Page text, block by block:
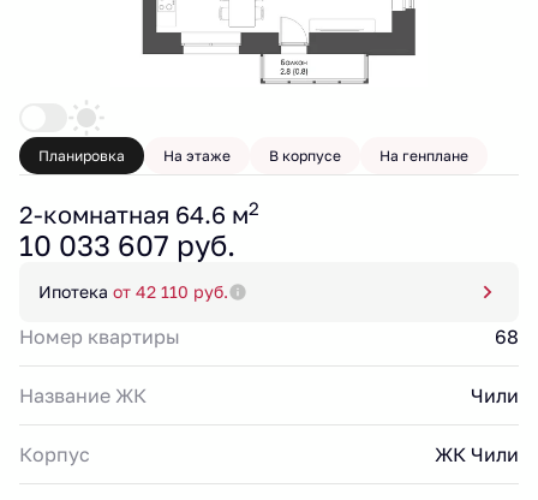
Планировка На этаже В корпусе На генплане
2-комнатная 64.6 м2
10 033 607 руб.
Ипотека от 42 110 руб.
Номер квартиры 68
Название ЖК Чили
Корпус ЖК Чили